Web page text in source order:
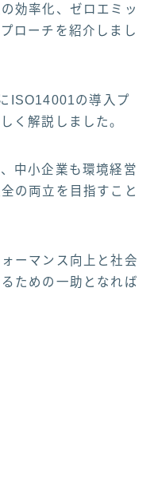
効率化、ゼロエミッ
ローチを紹介しまし
ISO14001の導入プ
く解説しました。
中小企業も環境経営
の両立を目指すこと
ーマンス向上と社会
ための一助となれば